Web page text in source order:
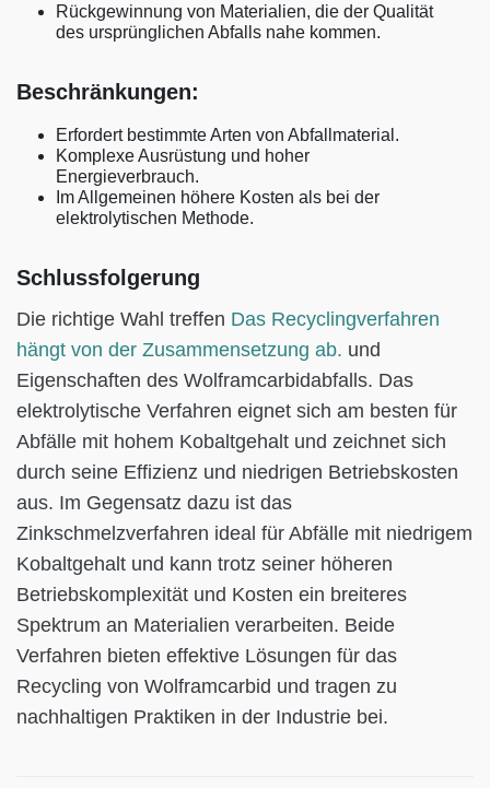
Rückgewinnung von Materialien, die der Qualität
des ursprünglichen Abfalls nahe kommen.
Beschränkungen:
Erfordert bestimmte Arten von Abfallmaterial.
Komplexe Ausrüstung und hoher
Energieverbrauch.
Im Allgemeinen höhere Kosten als bei der
elektrolytischen Methode.
Schlussfolgerung
Die richtige Wahl treffen Das Recyclingverfahren
hängt von der Zusammensetzung ab. und
Eigenschaften des Wolframcarbidabfalls. Das
elektrolytische Verfahren eignet sich am besten für
Abfälle mit hohem Kobaltgehalt und zeichnet sich
durch seine Effizienz und niedrigen Betriebskosten
aus. Im Gegensatz dazu ist das
Zinkschmelzverfahren ideal für Abfälle mit niedrigem
Kobaltgehalt und kann trotz seiner höheren
Betriebskomplexität und Kosten ein breiteres
Spektrum an Materialien verarbeiten. Beide
Verfahren bieten effektive Lösungen für das
Recycling von Wolframcarbid und tragen zu
nachhaltigen Praktiken in der Industrie bei.